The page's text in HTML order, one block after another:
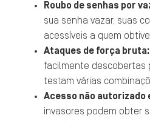
Roubo de senhas por
sua senha vazar, suas
acessíveis a quem
Ataques de força bruta:
facilmente descobertas
testam várias
Acesso não autorizado
invasores podem obter